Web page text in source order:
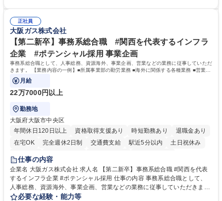
道路施設や道路工事現場の見学ツアー事業 ※入社後は上記いずれかの部門
へ配属。※業務内容変更の範囲：会社の定める業務 募集職種 【都庁グル
ープ】総合職（事務）◇残業月平均9時間未満／有給年平均16日取得
部門など多岐に渡る業務を経験できます。 ■様々なプロジェクト：駐車場
事業の他、新宿駅西口広場内に設置された照明を兼ねた広告「ブライトサ
イン」の管理運営を行うなど、事業収益を生み出す活動を積極的に行って
います。 学歴・資格 学歴：大学院 大学 高専 短大 専修学校 高校 語学力：
資格：
正社員
大阪ガス株式会社
【第二新卒】事務系総合職 #関西を代表するインフラ
企業 #ポテンシャル採用 事業企画
事務系総合職として、人事総務、資源海外、事業企画、営業などの業務に従事していただ
きます。 【業務内容の一例】■所属事業部の勤労業務 ■海外に関係する各種業務 ■営業部
門の企画スタッフ、ルート営業
月給
22万7000円以上
勤務地
大阪府大阪市中央区
年間休日120日以上
資格取得支援あり 時短勤務あり
退職金あり
在宅OK
完全週休2日制 交通費支給 駅近5分以内
土日祝休み
服装自由
第二新卒歓迎
仕事の内容
企業名 大阪ガス株式会社 求人名 【第二新卒】事務系総合職 #関西を代表
するインフラ企業 #ポテンシャル採用 仕事の内容 事務系総合職として、
人事総務、資源海外、事業企画、営業などの業務に従事していただきま
す。 【業務内容の一例】■所属事業部の勤労業務 ■海外に関係する各種業
必要な経験・能力等